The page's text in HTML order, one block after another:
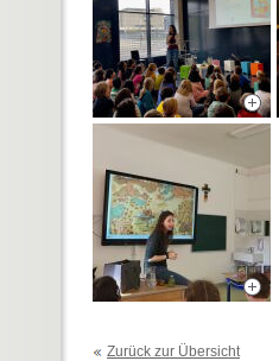
Zurück zur Übersicht